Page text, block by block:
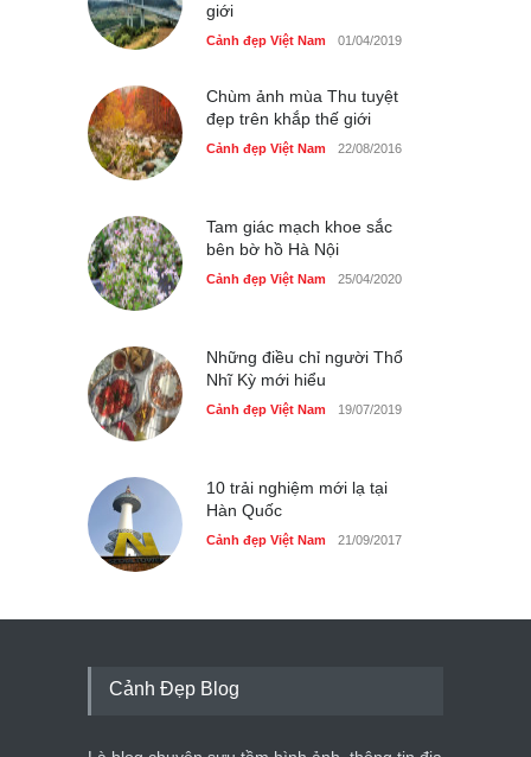
Những món ăn đồng quê
dân dã ở Sài Gòn
giới
Cảnh đẹp Việt Nam 01/04/2019
Chùm ảnh mùa Thu tuyệt
đẹp trên khắp thế giới
Cảnh đẹp Việt Nam 22/08/2016
Tam giác mạch khoe sắc
bên bờ hồ Hà Nội
Cảnh đẹp Việt Nam 25/04/2020
Những điều chỉ người Thổ
Nhĩ Kỳ mới hiểu
Cảnh đẹp Việt Nam 19/07/2019
10 trải nghiệm mới lạ tại
Hàn Quốc
Cảnh đẹp Việt Nam 21/09/2017
Cảnh Đẹp Blog